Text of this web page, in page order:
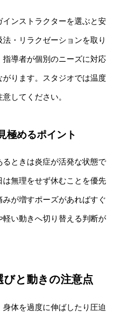
ンストラクターを選ぶと安
・リラクゼーションを取り
指導者が個別のニーズに対応
ります。スタジオでは温度
してください。
極めるポイント
ときは炎症が活発な状態で
無理をせず休むことを優先
が増すポーズがあればすぐ
い動きへ切り替える判断が
びと動きの注意点
体を過度に伸ばしたり圧迫